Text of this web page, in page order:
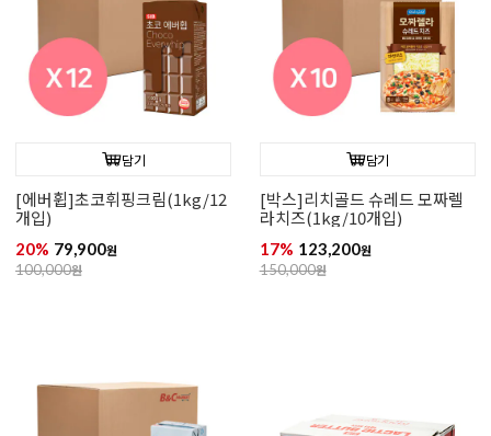
담기
[에버휩]초코휘핑크림(1kg/12
개입)
20% 79,900원
100,000원
담기
[박스]리치골드 슈레드 모짜렐
라치즈(1kg/10개입)
17% 123,200원
150,000원